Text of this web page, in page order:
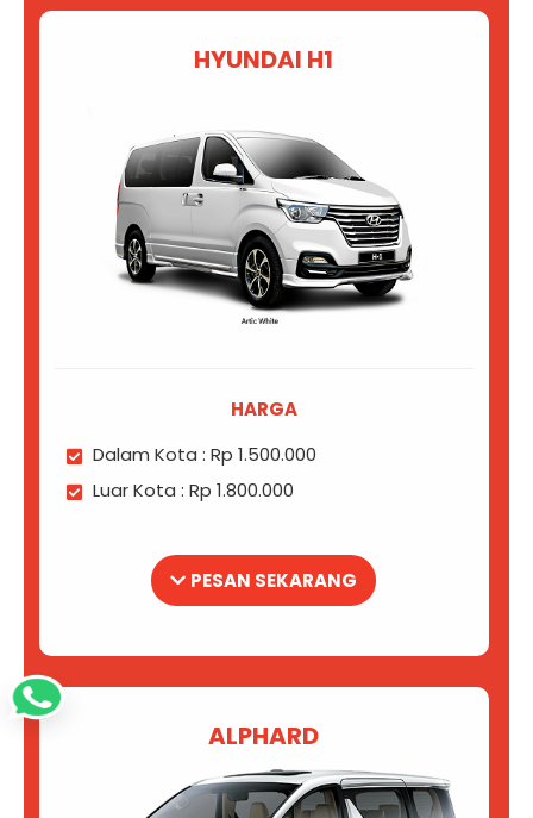
HYUNDAI H1
HARGA
Dalam Kota : Rp 1.500.000
Luar Kota : Rp 1.800.000
PESAN SEKARANG
ALPHARD